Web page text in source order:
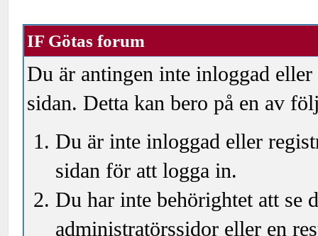
IF Götas forum
Du är antingen inte inloggad
sidan. Detta kan bero på en av
Du är inte inloggad eller
sidan för att logga in.
Du har inte behörightet att se
administratörssidor eller en